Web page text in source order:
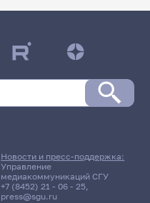
Новости и пресс-поддержка:
Управление
медиакоммуникаций СГУ
+7 (8452) 21 - 06 - 25,
press@sgu.ru